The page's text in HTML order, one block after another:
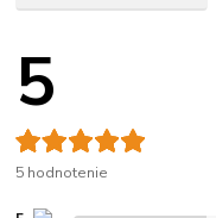
5
5 hodnotenie